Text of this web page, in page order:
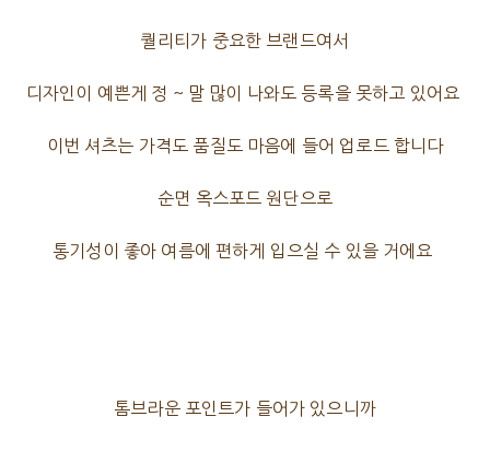
퀄리티가 중요한 브랜드여서
디자인이 예쁜게 정 ~ 말 많이 나와도 등록을 못하고 있어요
이번 셔츠는 가격도 품질도 마음에 들어 업로드 합니다
순면 옥스포드 원단으로
통기성이 좋아 여름에 편하게 입으실 수 있을 거에요
톰브라운 포인트가 들어가 있으니까